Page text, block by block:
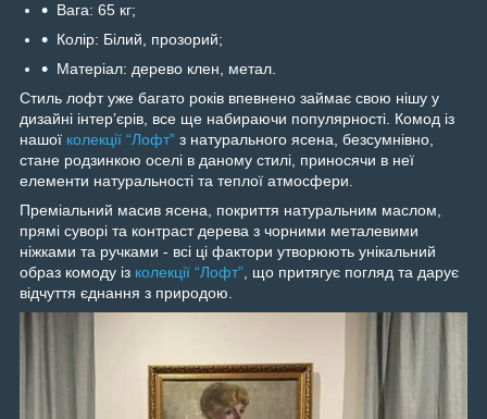
Вага: 65 кг;
Колір: Білий, прозорий;
Матеріал: дерево клен, метал.
Стиль лофт уже багато років впевнено займає свою нішу у
дизайні інтерʼєрів, все ще набираючи популярності. Комод із
нашої колекції “Лофт” з натурального ясена, безсумнівно,
стане родзинкою оселі в даному стилі, приносячи в неї
елементи натуральності та теплої атмосфери.
Преміальний масив ясена, покриття натуральним маслом,
прямі суворі та контраст дерева з чорними металевими
ніжками та ручками - всі ці фактори утворюють унікальний
образ комоду із колекції “Лофт”, що притягує погляд та дарує
відчуття єднання з природою.